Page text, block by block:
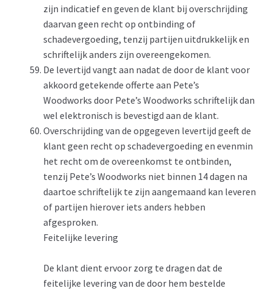
zijn indicatief en geven de klant bij overschrijding
daarvan geen recht op ontbinding of
schadevergoeding, tenzij partijen uitdrukkelijk en
schriftelijk anders zijn overeengekomen.
De levertijd vangt aan nadat de door de klant voor
akkoord getekende offerte aan Pete’s
Woodworks door Pete’s Woodworks schriftelijk dan
wel elektronisch is bevestigd aan de klant.
Overschrijding van de opgegeven levertijd geeft de
klant geen recht op schadevergoeding en evenmin
het recht om de overeenkomst te ontbinden,
tenzij Pete’s Woodworks niet binnen 14 dagen na
daartoe schriftelijk te zijn aangemaand kan leveren
of partijen hierover iets anders hebben
afgesproken.
Feitelijke levering
De klant dient ervoor zorg te dragen dat de
feitelijke levering van de door hem bestelde